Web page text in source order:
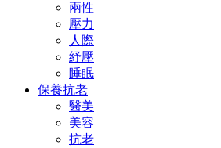
兩性
壓力
人際
紓壓
睡眠
保養抗老
醫美
美容
抗老